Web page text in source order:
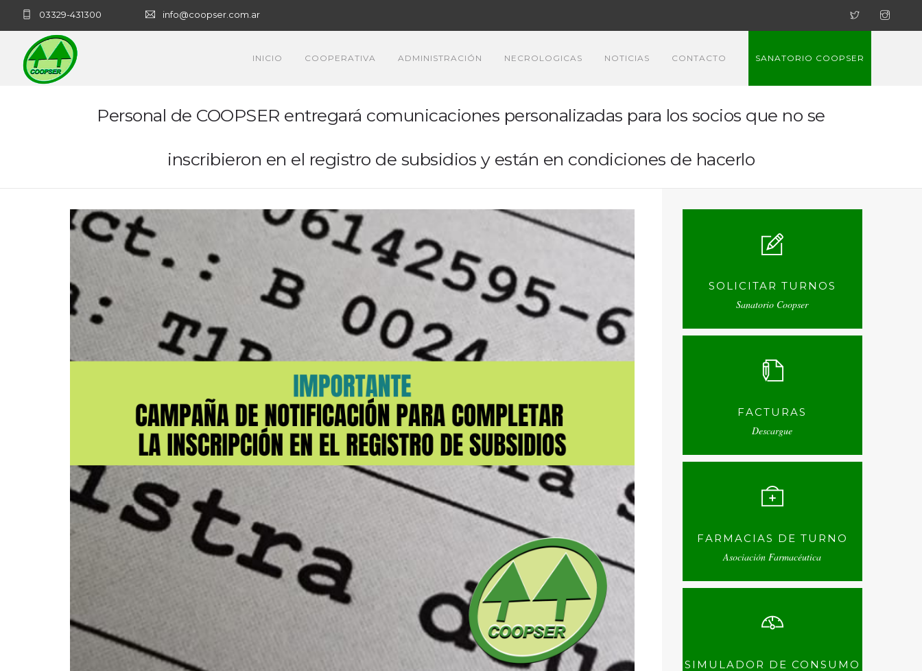
03329-431300 info@coopser.com.ar
INICIO COOPERATIVA ADMINISTRACIÓN NECROLOGICAS NOTICIAS CONTACTO SANATORIO COOPSER
Personal de COOPSER entregará comunicaciones personalizadas para los socios que no se
inscribieron en el registro de subsidios y están en condiciones de hacerlo
SOLICITAR TURNOS
Sanatorio Coopser
FACTURAS
Descargue
FARMACIAS DE TURNO
Asociación Farmacéutica
SIMULADOR DE CONSUMO